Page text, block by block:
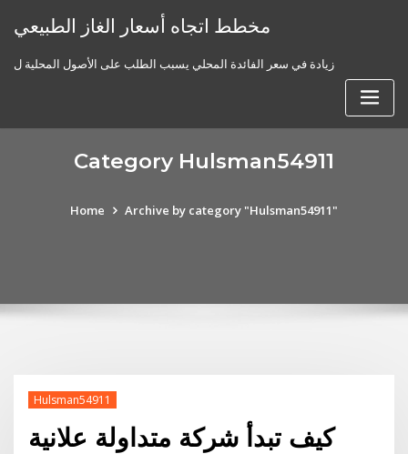
مخطط اتجاه أسعار الغاز الطبيعي
زيادة في سعر الفائدة المحلي يسبب الطلب على الأصول المحلية ل
Category Hulsman54911
Home Archive by category "Hulsman54911"
Hulsman54911
كيف تبدأ شركة متداولة علانية